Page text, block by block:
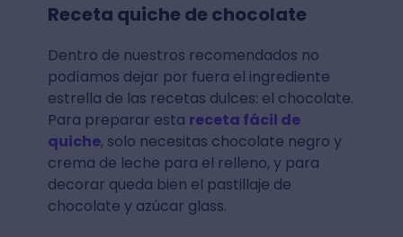
Receta quiche de chocolate
Dentro de nuestros recomendados no
podíamos dejar por fuera el ingrediente
estrella de las recetas dulces: el chocolate.
Para preparar esta receta fácil de
quiche, solo necesitas chocolate negro y
crema de leche para el relleno, y para
decorar queda bien el pastillaje de
chocolate y azúcar glass.